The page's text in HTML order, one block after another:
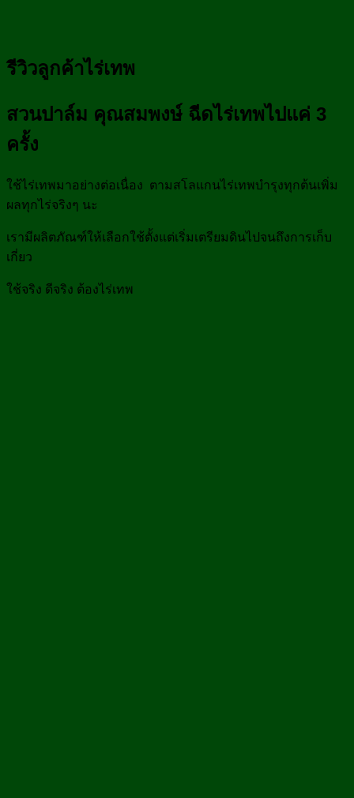
รีวิวลูกค้าไร่เทพ
สวนปาล์ม คุณสมพงษ์ ฉีดไร่เทพไปแค่ 3
ครั้ง
ใช้ไร่เทพมาอย่างต่อเนื่อง ตามสโลแกนไร่เทพบำรุงทุกต้นเพิ่ม
ผลทุกไร่จริงๆ นะ
เรามีผลิตภัณฑ์ให้เลือกใช้ตั้งแต่เริ่มเตรียมดินไปจนถึงการเก็บ
เกี่ยว
ใช้จริง ดีจริง ต้องไร่เทพ